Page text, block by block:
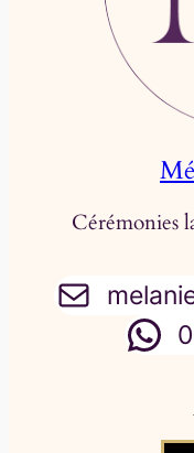
Cérémonies